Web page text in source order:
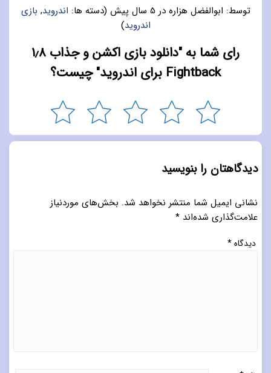
توسط: ابوالفضل هزاره در5 سال پیش (دسته ها: اندروید, بازی
اندروید)
رای شما به "دانلود بازی اکشن و جذاب ۱٫۸
Fightback برای اندروید" چیست؟
دیدگاهتان را بنویسید
نشانی ایمیل شما منتشر نخواهد شد. بخش‌های موردنیاز
علامت‌گذاری شده‌اند *
دیدگاه*